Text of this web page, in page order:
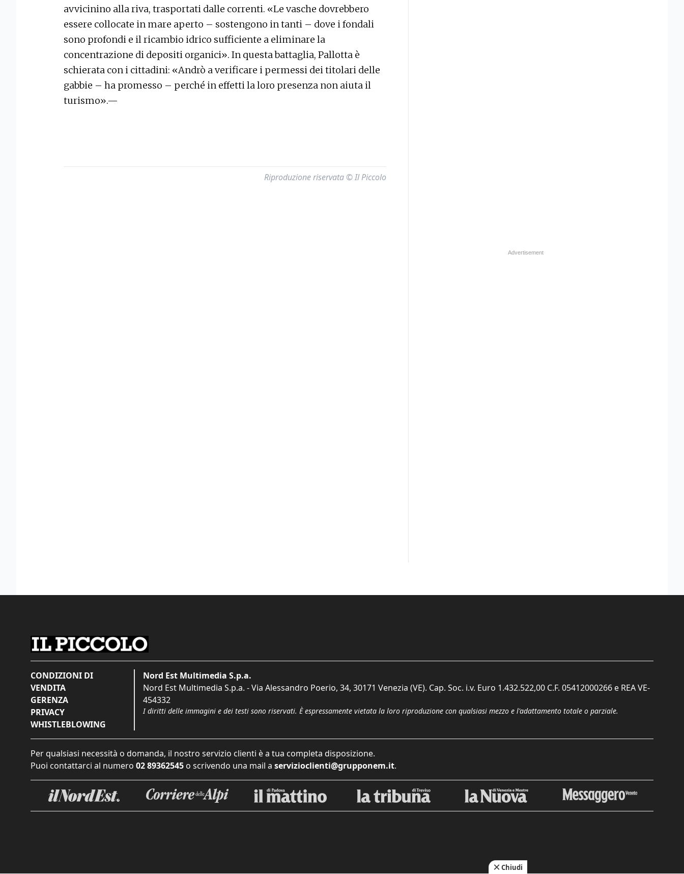
avvicinino alla riva, trasportati dalle correnti. «Le vasche dovrebbero
essere collocate in mare aperto – sostengono in tanti – dove i fondali
sono profondi e il ricambio idrico sufficiente a eliminare la
concentrazione di depositi organici». In questa battaglia, Pallotta è
schierata con i cittadini: «Andrò a verificare i permessi dei titolari delle
gabbie – ha promesso – perché in effetti la loro presenza non aiuta il
turismo».—
Riproduzione riservata © Il Piccolo
CONDIZIONI DI
VENDITA
GERENZA
PRIVACY
WHISTLEBLOWING
Nord Est Multimedia S.p.a.
Nord Est Multimedia S.p.a. - Via Alessandro Poerio, 34, 30171 Venezia (VE). Cap. Soc. i.v. Euro 1.432.522,00 C.F. 05412000266 e REA VE-
454332
I diritti delle immagini e dei testi sono riservati. È espressamente vietata la loro riproduzione con qualsiasi mezzo e l'adattamento totale o parziale.
Per qualsiasi necessità o domanda, il nostro servizio clienti è a tua completa disposizione.
Puoi contattarci al numero 02 89362545 o scrivendo una mail a servizioclienti@grupponem.it.
Chiudi